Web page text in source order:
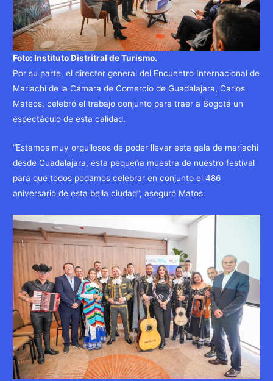
Foto: Instituto Distritral de Turismo.
Por su parte, el director general del Encuentro Internacional de
Mariachi de la Cámara de Comercio de Guadalajara, Carlos
Mateos, celebró el trabajo conjunto para traer a Bogotá un
espectáculo de esta calidad.
“Estamos muy orgullosos de poder llevar esta gala de mariachi
desde Guadalajara, esta pequeña muestra de nuestro festival
para que todos podamos celebrar en conjunto el 486
aniversario de esta bella ciudad”, aseguró Matos.